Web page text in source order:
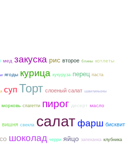
мед закуска рис второе блины котлеты
ягоды курица кукуруза перец паста
суп Торт слоеный салат шампиньоны
морковь спагетти пирог десерт масло
вишня свекла салатфарш бисквит
шоколад черри яйцо запеканка клубника